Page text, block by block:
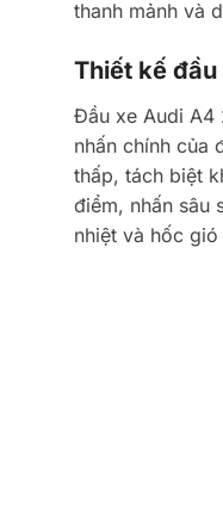
thanh mảnh và
Thiết kế đầu
Đầu xe Audi A4
nhấn chính của
thấp, tách biệt
điểm, nhấn sâu
nhiệt và hốc